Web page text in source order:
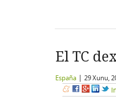
El TC
España | 29 Xunu,